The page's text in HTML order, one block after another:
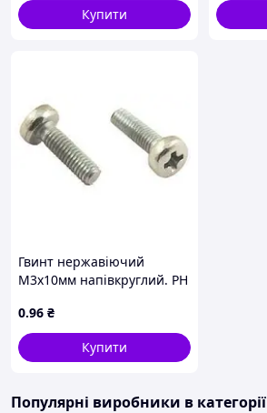
Купити
Гвинт нержавіючий
М3х10мм напівкруглий. PH
0.96 ₴
Купити
Популярні виробники в категорії